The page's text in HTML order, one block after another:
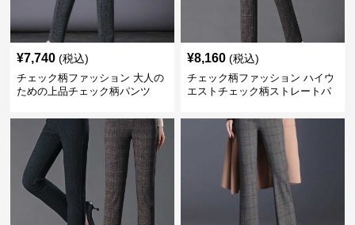
¥7,740 (税込)
チェック柄ファッション 大人の
ための上品チェック柄パンツ
¥8,160 (税込)
チェック柄ファッション ハイウ
エストチェック柄ストレートパ